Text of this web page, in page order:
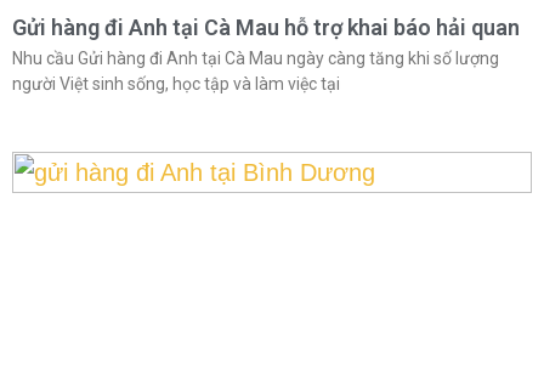
Gửi hàng đi Anh tại Cà Mau hỗ trợ khai báo hải quan
Nhu cầu Gửi hàng đi Anh tại Cà Mau ngày càng tăng khi số lượng
người Việt sinh sống, học tập và làm việc tại